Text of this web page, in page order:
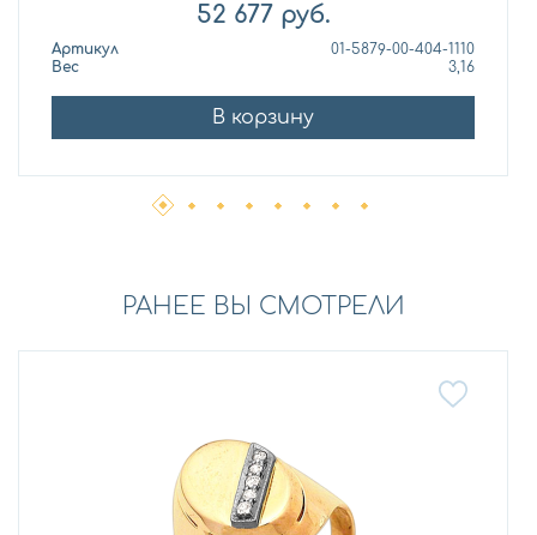
52 677 руб.
Артикул
01-5879-00-404-1110
Вес
3,16
В корзину
РАНЕЕ ВЫ СМОТРЕЛИ